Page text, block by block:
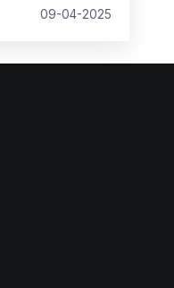
09-04-2025